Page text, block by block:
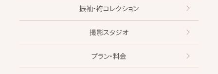
振袖・袴コレクション
撮影スタジオ
プラン・料金